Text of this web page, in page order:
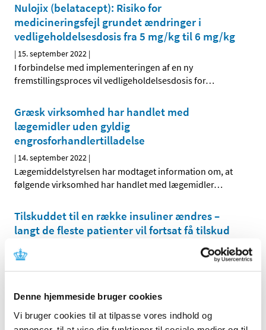
Denne hjemmeside bruger cookies
Vi bruger cookies til at tilpasse vores indhold og
Nulojix (belatacept): Risiko for
medicineringsfejl grundet ændringer i
vedligeholdelsesdosis fra 5 mg/kg til 6 mg/kg
| 15. september 2022 |
I forbindelse med implementeringen af en ny
fremstillingsproces vil vedligeholdelsesdosis for…
Græsk virksomhed har handlet med
lægemidler uden gyldig
engrosforhandlertilladelse
| 14. september 2022 |
Lægemiddelstyrelsen har modtaget information om, at
følgende virksomhed har handlet med lægemidler…
Tilskuddet til en række insuliner ændres –
langt de fleste patienter vil fortsat få tilskud
12. september 2022
Fra og med den 19. september 2022 ændres tilskuddet til
en række insuliner. Mange patienter vil ikke blive…
Videreudvikling af variantopdateret covid-19-
vaccine på vej til EU-godkendelse